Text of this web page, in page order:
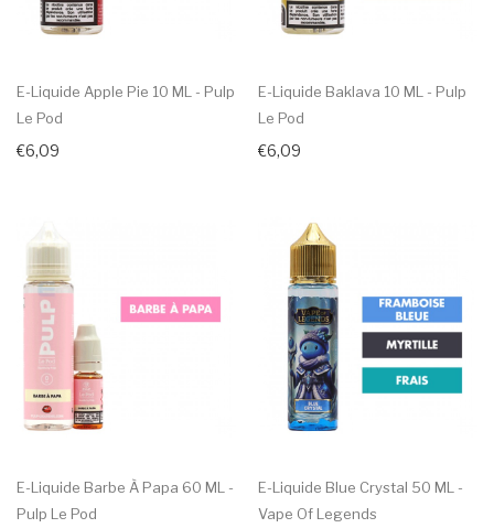
E-Liquide Apple Pie 10 ML - Pulp
Le Pod
€6,09
E-Liquide Baklava 10 ML - Pulp
Le Pod
€6,09
E-Liquide Barbe À Papa 60 ML -
Pulp Le Pod
E-Liquide Blue Crystal 50 ML -
Vape Of Legends